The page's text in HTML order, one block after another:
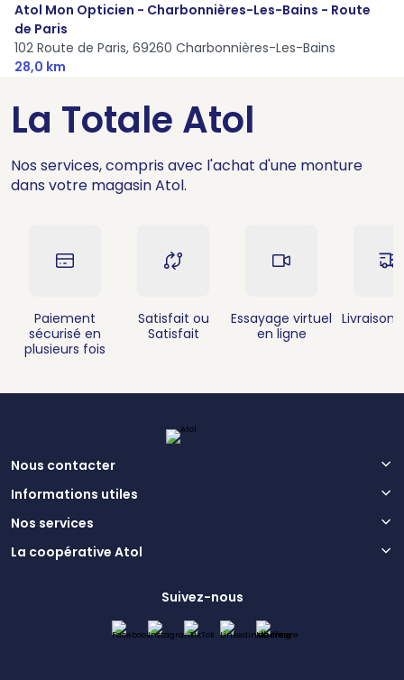
Atol Mon Opticien - Charbonnières-Les-Bains - Route
de Paris
102 Route de Paris, 69260 Charbonnières-Les-Bains
28,0 km
La Totale Atol
Nos services, compris avec l'achat d'une monture
dans votre magasin Atol.
Paiement
sécurisé en
plusieurs fois
Satisfait ou
Satisfait
Essayage virtuel
en ligne
Livraison
Nous contacter
Informations utiles
Nos services
La coopérative Atol
Suivez-nous